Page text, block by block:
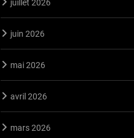
juillet 2026
juin 2026
mai 2026
avril 2026
mars 2026